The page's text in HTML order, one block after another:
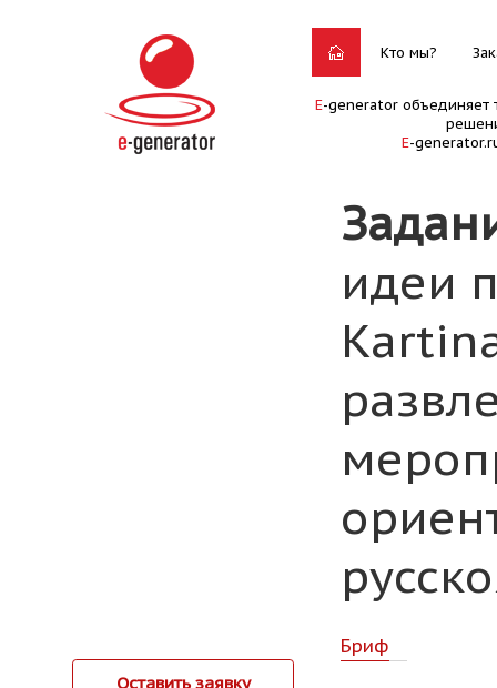
Кто мы?
E-generator объединяет
E-
идеи
Оставить заявку
Бриф